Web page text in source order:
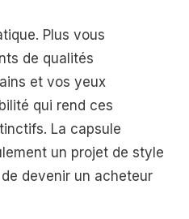
Plus vous
de qualités
et vos yeux
qui rend ces
La capsule
un projet de style
devenir un acheteur